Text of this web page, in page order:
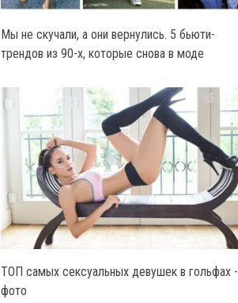
Мы не скучали, а они вернулись. 5 бьюти-
трендов из 90-х, которые снова в моде
ТОП самых сексуальных девушек в гольфах -
фото